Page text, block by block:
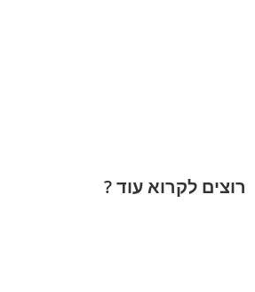
רוצים לקרוא עוד ?